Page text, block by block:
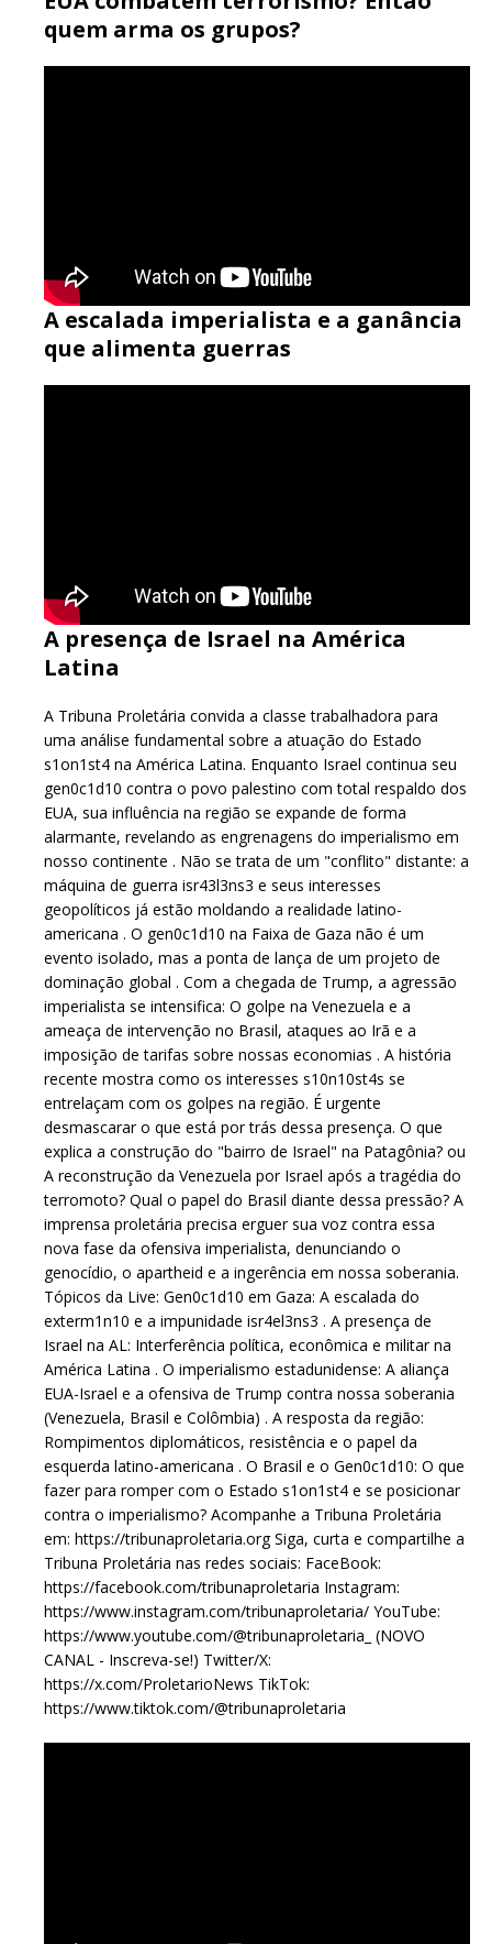
quem arma os grupos?
A escalada imperialista e a ganância
que alimenta guerras
A presença de Israel na América
Latina
A Tribuna Proletária convida a classe trabalhadora para
uma análise fundamental sobre a atuação do Estado
s1on1st4 na América Latina. Enquanto Israel continua seu
gen0c1d10 contra o povo palestino com total respaldo dos
EUA, sua influência na região se expande de forma
alarmante, revelando as engrenagens do imperialismo em
nosso continente . Não se trata de um "conflito" distante: a
máquina de guerra isr43l3ns3 e seus interesses
geopolíticos já estão moldando a realidade latino-
americana . O gen0c1d10 na Faixa de Gaza não é um
evento isolado, mas a ponta de lança de um projeto de
dominação global . Com a chegada de Trump, a agressão
imperialista se intensifica: O golpe na Venezuela e a
ameaça de intervenção no Brasil, ataques ao Irã e a
imposição de tarifas sobre nossas economias . A história
recente mostra como os interesses s10n10st4s se
entrelaçam com os golpes na região. É urgente
desmascarar o que está por trás dessa presença. O que
explica a construção do "bairro de Israel" na Patagônia? ou
A reconstrução da Venezuela por Israel após a tragédia do
terromoto? Qual o papel do Brasil diante dessa pressão? A
imprensa proletária precisa erguer sua voz contra essa
nova fase da ofensiva imperialista, denunciando o
genocídio, o apartheid e a ingerência em nossa soberania.
Tópicos da Live: Gen0c1d10 em Gaza: A escalada do
exterm1n10 e a impunidade isr4el3ns3 . A presença de
Israel na AL: Interferência política, econômica e militar na
América Latina . O imperialismo estadunidense: A aliança
EUA-Israel e a ofensiva de Trump contra nossa soberania
(Venezuela, Brasil e Colômbia) . A resposta da região:
Rompimentos diplomáticos, resistência e o papel da
esquerda latino-americana . O Brasil e o Gen0c1d10: O que
fazer para romper com o Estado s1on1st4 e se posicionar
contra o imperialismo? Acompanhe a Tribuna Proletária
em: https://tribunaproletaria.org Siga, curta e compartilhe a
Tribuna Proletária nas redes sociais: FaceBook:
https://facebook.com/tribunaproletaria Instagram:
https://www.instagram.com/tribunaproletaria/ YouTube:
https://www.youtube.com/@tribunaproletaria_ (NOVO
CANAL - Inscreva-se!) Twitter/X:
https://x.com/ProletarioNews TikTok:
https://www.tiktok.com/@tribunaproletaria